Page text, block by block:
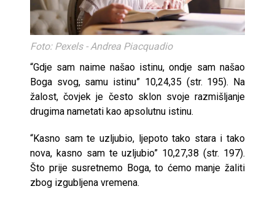
Foto: Pexels - Andrea Piacquadio
“Gdje sam naime našao istinu, ondje sam našao
Boga svog, samu istinu” 10,24,35 (str. 195). Na
žalost, čovjek je često sklon svoje razmišljanje
drugima nametati kao apsolutnu istinu.
“Kasno sam te uzljubio, ljepoto tako stara i tako
nova, kasno sam te uzljubio” 10,27,38 (str. 197).
Što prije susretnemo Boga, to ćemo manje žaliti
zbog izgubljena vremena.